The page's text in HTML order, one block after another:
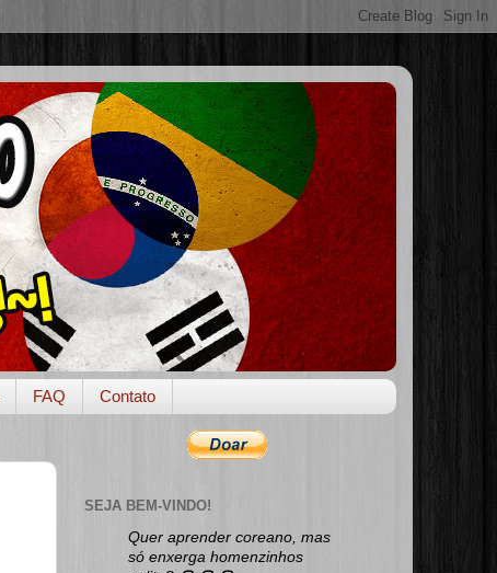
FAQ Contato
SEJA BEM-VINDO!
Quer aprender coreano, mas
só enxerga homenzinhos